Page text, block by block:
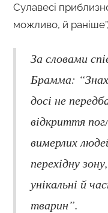
Сулавесі
можливо, й
За словами
Брамма:
досі не
відкриття
вимерлих
перехідну
унікальні й
тварин”.